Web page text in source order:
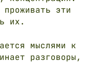
эти
их.
мыслями к
разговоры,